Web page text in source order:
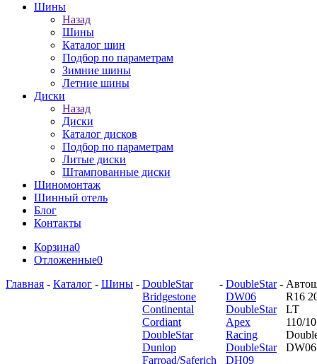
Шины
Назад
Шины
Каталог шин
Подбор по параметрам
Зимние шины
Летние шины
Диски
Назад
Диски
Каталог дисков
Подбор по параметрам
Литые диски
Штампованные диски
Шиномонтаж
Шинный отель
Блог
Контакты
Корзина0
Отложенные0
Главная - Каталог - Шины - DoubleStar
Bridgestone
Continental
Cordiant
DoubleStar
Dunlop
Farroad/Saferich
- DoubleStar
DW06
DoubleStar
Apex
Racing
DoubleStar
DH09
-
R16
LT
110/
DW06